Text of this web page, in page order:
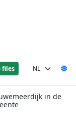
files
in de